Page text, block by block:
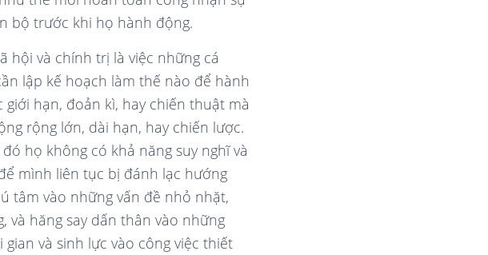
bộ trước khi họ hành động.
hội và chính trị là việc những cá
lập kế hoạch làm thế nào để hành
hạn, đoản kì, hay chiến thuật mà
rộng lớn, dài hạn, hay chiến lược.
họ không có khả năng suy nghĩ và
mình liên tục bị đánh lạc hướng
tâm vào những vấn đề nhỏ nhặt,
và hăng say dấn thân vào những
và sinh lực vào công việc thiết